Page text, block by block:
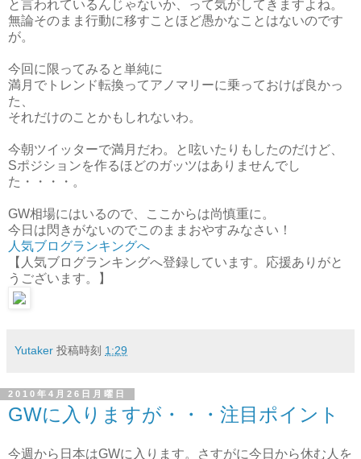
と言われているんじゃないか、って気がしてきますよね。
無論そのまま行動に移すことほど愚かなことはないのです
が。
今回に限ってみると単純に
満月でトレンド転換ってアノマリーに乗っておけば良かっ
た、
それだけのことかもしれないわ。
今朝ツイッターで満月だわ。と呟いたりもしたのだけど、
Sポジションを作るほどのガッツはありませんでし
た・・・・。
GW相場にはいるので、ここからは尚慎重に。
今日は閃きがないのでこのままおやすみなさい！
人気ブログランキングへ
【人気ブログランキングへ登録しています。応援ありがと
うございます。】
Yutaker 投稿時刻 1:29
2010年4月26日月曜日
GWに入りますが・・・注目ポイント
今週から日本はGWに入ります。さすがに今日から休む人を